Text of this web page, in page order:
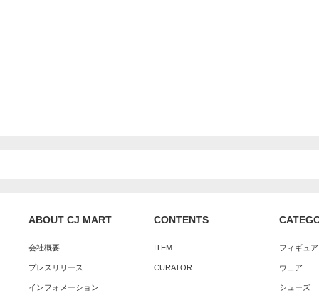
ABOUT CJ MART
会社概要
プレスリリース
インフォメーション
CONTENTS
ITEM
CURATOR
フィギュ
ウェア
シューズ